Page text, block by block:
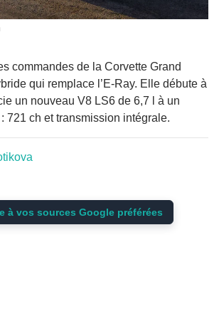
commandes de la Corvette Grand
qui remplace l’E-Ray. Elle débute à
un nouveau V8 LS6 de 6,7 l à un
721 ch et transmission intégrale.
à vos sources Google préférées